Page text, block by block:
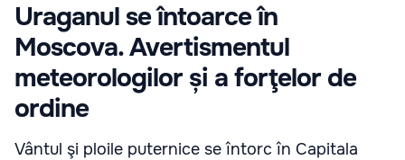
Uraganul se întoarce în
Moscova. Avertismentul
meteorologilor și a forţelor de
ordine
Vântul şi ploile puternice se întorc în Capitala